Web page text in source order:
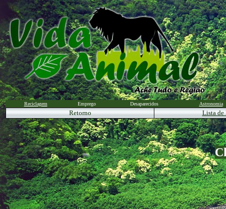
Reciclagem Emprego Desaparecidos Astronomia
Retorno Lista de